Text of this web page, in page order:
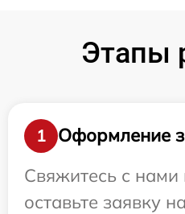
Этапы
1
Оформление
Свяжитесь с
оставьте заявку